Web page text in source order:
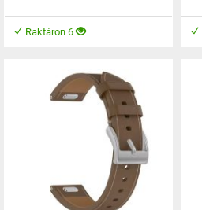
Raktáron 6